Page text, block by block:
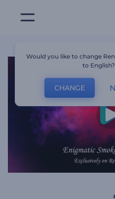
Would you like to change
to English?
CHANGE